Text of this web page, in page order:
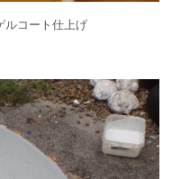
ルコート仕上げ